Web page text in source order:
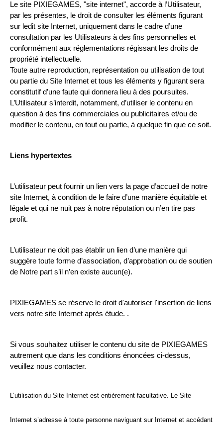
Le site PIXIEGAMES, "site internet", accorde à l’Utilisateur,
par les présentes, le droit de consulter les éléments figurant
sur ledit site Internet, uniquement dans le cadre d’une
consultation par les Utilisateurs à des fins personnelles et
conformément aux réglementations régissant les droits de
propriété intellectuelle.
Toute autre reproduction, représentation ou utilisation de tout
ou partie du Site Internet et tous les éléments y figurant sera
constitutif d’une faute qui donnera lieu à des poursuites.
L’Utilisateur s’interdit, notamment, d’utiliser le contenu en
question à des fins commerciales ou publicitaires et/ou de
modifier le contenu, en tout ou partie, à quelque fin que ce soit.
Liens hypertextes
L’utilisateur peut fournir un lien vers la page d’accueil de notre
site Internet, à condition de le faire d’une manière équitable et
légale et qui ne nuit pas à notre réputation ou n’en tire pas
profit.
L’utilisateur ne doit pas établir un lien d’une manière qui
suggère toute forme d’association, d’approbation ou de soutien
de Notre part s’il n’en existe aucun(e).
PIXIEGAMES se réserve le droit d'autoriser l'insertion de liens
vers notre site Internet après étude. .
Si vous souhaitez utiliser le contenu du site de PIXIEGAMES
autrement que dans les conditions énoncées ci-dessus,
veuillez nous contacter.
L’utilisation du Site Internet est entièrement facultative. Le Site
Internet s’adresse à toute personne naviguant sur Internet et accédant